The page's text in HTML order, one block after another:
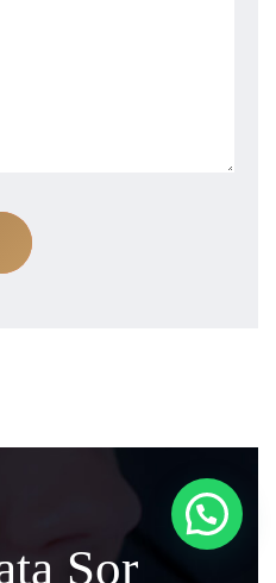
Sor